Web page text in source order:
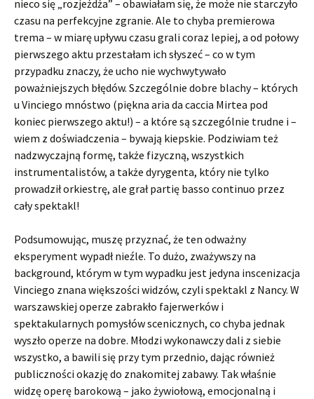
nieco się „rozjeżdża” – obawiałam się, że może nie starczyło
czasu na perfekcyjne zgranie. Ale to chyba premierowa
trema – w miarę upływu czasu grali coraz lepiej, a od połowy
pierwszego aktu przestałam ich słyszeć – co w tym
przypadku znaczy, że ucho nie wychwytywało
poważniejszych błędów. Szczególnie dobre blachy – których
u Vinciego mnóstwo (piękna aria da caccia Mirtea pod
koniec pierwszego aktu!) – a które są szczególnie trudne i –
wiem z doświadczenia – bywają kiepskie. Podziwiam też
nadzwyczajną formę, także fizyczną, wszystkich
instrumentalistów, a także dyrygenta, który nie tylko
prowadził orkiestrę, ale grał partię basso continuo przez
cały spektakl!
Podsumowując, muszę przyznać, że ten odważny
eksperyment wypadł nieźle. To dużo, zważywszy na
background, którym w tym wypadku jest jedyna inscenizacja
Vinciego znana większości widzów, czyli spektakl z Nancy. W
warszawskiej operze zabrakło fajerwerków i
spektakularnych pomysłów scenicznych, co chyba jednak
wyszło operze na dobre. Młodzi wykonawczy dali z siebie
wszystko, a bawili się przy tym przednio, dając również
publiczności okazję do znakomitej zabawy. Tak właśnie
widzę operę barokową – jako żywiołową, emocjonalną i